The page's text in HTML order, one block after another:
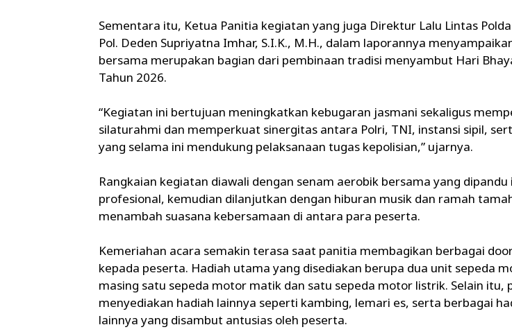
Sementara itu, Ketua Panitia kegiatan yang juga Direktur Lalu Lintas
Pol. Deden Supriyatna Imhar, S.I.K., M.H., dalam laporannya
bersama merupakan bagian dari pembinaan tradisi menyambut Hari
Tahun 2026.
“Kegiatan ini bertujuan meningkatkan kebugaran jasmani sekaligus
silaturahmi dan memperkuat sinergitas antara Polri, TNI, instansi sipil,
yang selama ini mendukung pelaksanaan tugas kepolisian,” ujarnya.
Rangkaian kegiatan diawali dengan senam aerobik bersama yang
profesional, kemudian dilanjutkan dengan hiburan musik dan ramah
menambah suasana kebersamaan di antara para peserta.
Kemeriahan acara semakin terasa saat panitia membagikan berbagai
kepada peserta. Hadiah utama yang disediakan berupa dua unit sepeda
masing satu sepeda motor matik dan satu sepeda motor listrik. Selain itu,
menyediakan hadiah lainnya seperti kambing, lemari es, serta berbagai
lainnya yang disambut antusias oleh peserta.